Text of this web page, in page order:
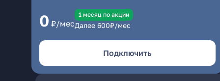
0 ₽/мес
1 месяц по акции
Далее 600₽/мес
Подключить